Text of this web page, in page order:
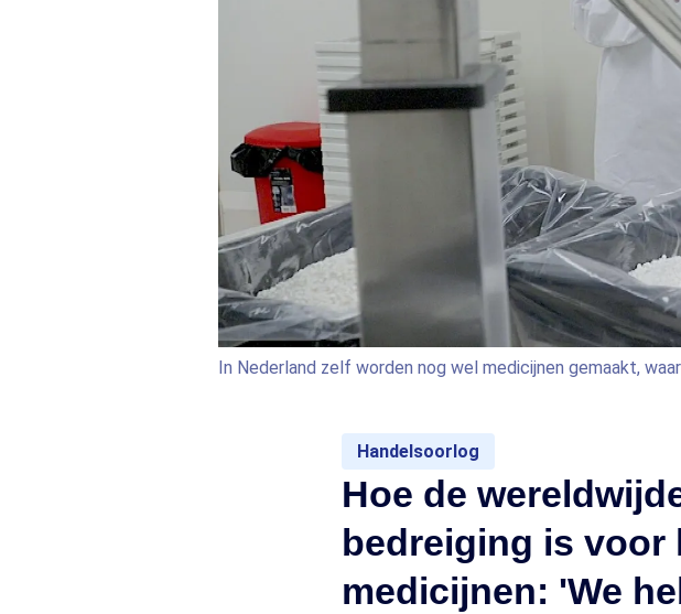
In Nederland zelf worden nog wel medicijnen gemaakt,
Handelsoorlog
Hoe de
bedreiging is voor
medicijnen: 'We